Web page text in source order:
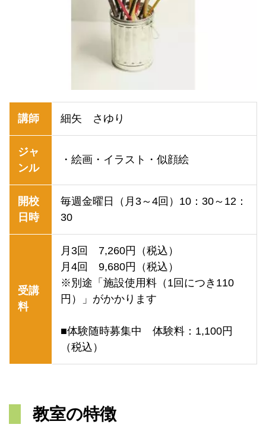
講師 細矢 さゆり
ジャ
ンル
・絵画・イラスト・似顔絵
開校
日時
毎週金曜日（月3～4回）10：30～12：
30
受講
料
月3回 7,260円（税込）
月4回 9,680円（税込）
※別途「施設使用料（1回につき110
円）」がかかります
■体験随時募集中 体験料：1,100円
（税込）
教室の特徴